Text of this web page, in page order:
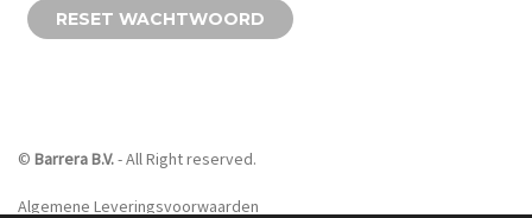
RESET WACHTWOORD
© Barrera B.V.- All Right reserved.
Algemene Leveringsvoorwaarden